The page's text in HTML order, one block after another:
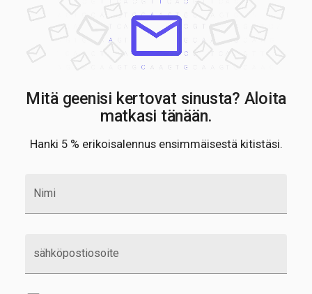
Mitä geenisi kertovat sinusta? Aloita
matkasi tänään.
Hanki 5 % erikoisalennus ensimmäisestä kitistäsi.
Nimi
sähköpostiosoite